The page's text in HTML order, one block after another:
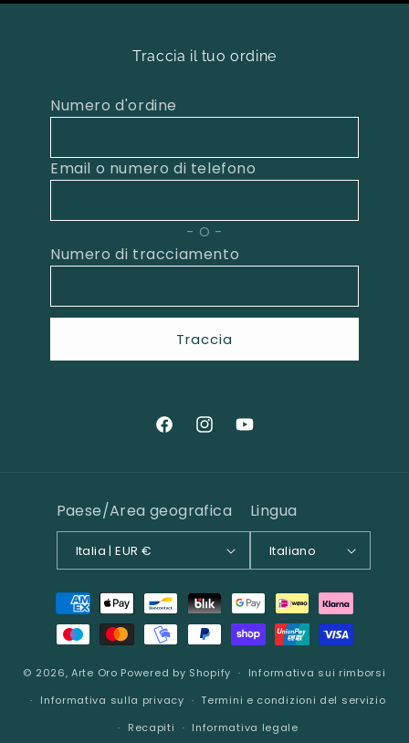
Traccia il tuo ordine
Numero d'ordine
Email o numero di telefono
O
Numero di tracciamento
Traccia
FacebookInstagramYouTube
Paese/Area geografica
Italia | EUR €
Lingua
Italiano
Metodi
pagamento
© 2026,Arte Oro Powered by Shopify
Informativa sui rimborsi
Informativa sulla privacy
Termini e condizioni del servizio
Recapiti
Informativa legale